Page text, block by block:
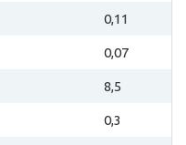
0,11
0,07
8,5
0,3